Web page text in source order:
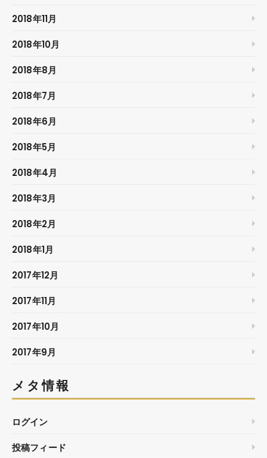
2018年11月
2018年10月
2018年8月
2018年7月
2018年6月
2018年5月
2018年4月
2018年3月
2018年2月
2018年1月
2017年12月
2017年11月
2017年10月
2017年9月
メタ情報
ログイン
投稿フィード